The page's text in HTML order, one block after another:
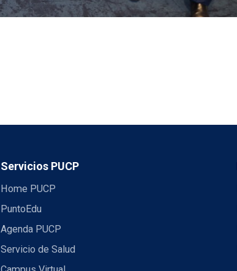
Servicios PUCP
Home PUCP
PuntoEdu
Agenda PUCP
Servicio de Salud